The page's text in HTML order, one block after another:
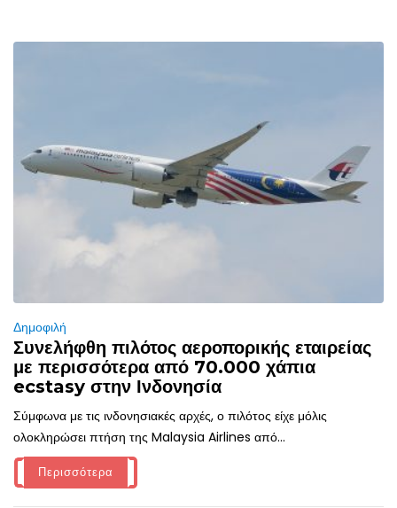
Δημοφιλή
Συνελήφθη πιλότος αεροπορικής εταιρείας
με περισσότερα από 70.000 χάπια
ecstasy στην Ινδονησία
Σύμφωνα με τις ινδονησιακές αρχές, ο πιλότος είχε μόλις
ολοκληρώσει πτήση της Malaysia Airlines από...
Περισσότερα